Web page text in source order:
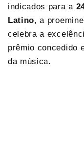
indicados para a
Latino, a
celebra a
prêmio concedido
da música.